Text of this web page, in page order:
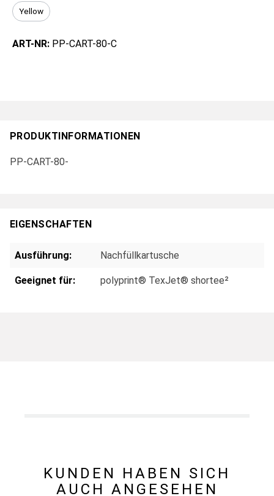
Yellow
ART-NR: PP-CART-80-C
PRODUKTINFORMATIONEN
PP-CART-80-
EIGENSCHAFTEN
Ausführung: Nachfüllkartusche
Geeignet für: polyprint® TexJet® shortee²
KUNDEN HABEN SICH
AUCH ANGESEHEN